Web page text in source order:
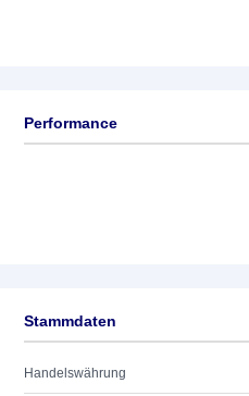
Performance
Stammdaten
Handelswährung